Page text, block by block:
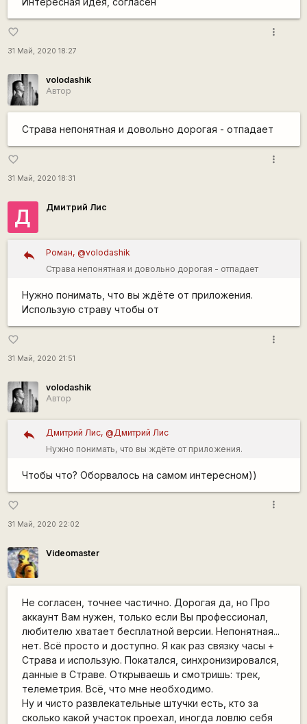
смарт нужен только для синхронизации и выгрузки
favorite_border
31 Май, 2020 18:27
more_vert
volodashik
Автор
Страва непонятная и довольно дорогая - отпадает
favorite_border
31 Май, 2020 18:31
more_vert
Д Дмитрий Лис
Роман, @volodashik
Страва непонятная и довольно дорогая - отпадает
Нужно понимать, что вы ждёте от приложения.
Использую страву чтобы от
favorite_border
31 Май, 2020 21:51
more_vert
volodashik
Автор
Дмитрий Лис, @Дмитрий Лис
Нужно понимать, что вы ждёте от приложения.
Чтобы что? Оборвалось на самом интересном))
favorite_border
31 Май, 2020 22:02
more_vert
Videomaster
Не согласен, точнее частично. Дорогая да, но Про
аккаунт Вам нужен, только если Вы профессионал,
любителю хватает бесплатной версии. Непонятная...
нет. Всё просто и доступно. Я как раз связку часы +
Страва и использую. Покатался, синхронизировался,
данные в Страве. Открываешь и смотришь: трек,
телеметрия. Всё, что мне необходимо.
Ну и чисто развлекательные штучки есть, кто за
сколько какой участок проехал, иногда ловлю себя